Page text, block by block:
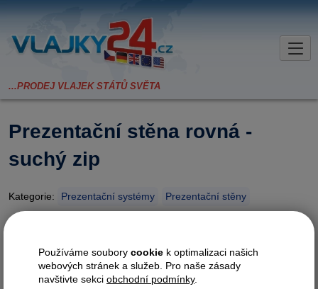
Prezentační stěna rovná -
suchý zip
Kategorie: Prezentační systémy Prezentační stěny
s potiskem na textilní polyester,
který je přichycen na konstrukci
Používáme soubory cookie k optimalizaci našich
webových stránek a služeb. Pro naše zásady
navštivte sekci obchodní podmínky.